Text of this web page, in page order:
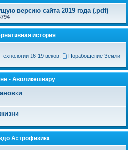
версию сайта 2019 года (.pdf)
история
16-19 веков,
Порабощение Земли
- Аволикешвару
Астрофизика